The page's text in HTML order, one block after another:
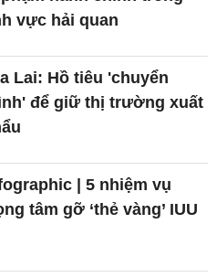
vực hải quan
Lai: Hồ tiêu 'chuyển
để giữ thị trường xuất
| 5 nhiệm vụ
tâm gỡ ‘thẻ vàng’ IUU